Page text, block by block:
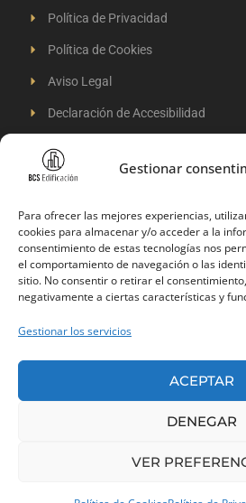
Gestionar
Para ofrecer las mejores experiencias,
cookies para almacenar y/o acceder a la
consentimiento de estas tecnologías nos
el comportamiento de navegación o las
sitio. No consentir o retirar el
negativamente a ciertas características y
Gestionar los servicios
ACEPTAR
DENEGAR
VER
Política de Privacidad
Política de Cookies
Aviso Legal
Declaración de Accesibilidad
Financiado por